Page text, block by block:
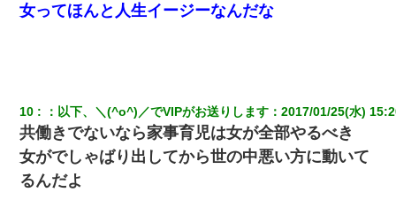
私「結婚やめるわ」 婚約者「え？なんでなんで？」 → 放置した
ホテルに泊まったんだけど従業員が最悪だった。折角の旅行で何
故私が怒鳴られなきゃいけなかったのだ
クラスで一人無口で誰とも話さない男子がいた。→修学旅行に来
女ってほんと人生イージーなんだな
10 ： 以下、＼(^o^)／でVIPがお送りします ：2017/01/25(水)
共働きでないなら家事育児は女が全部やるべき
女がでしゃばり出してから世の中悪い方に動いて
るんだよ